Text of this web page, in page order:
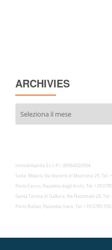
ARCHIVIES
Immobilsarda S.r.l. P.I. 00964920904
Sede: Milano, Via Visconti di Modrone 29, Tel.
Porto Cervo, Piazzetta degli Archi, Tel.
Santa Teresa di Gallura, Via Nazionale 28, Tel.
Porto Rafael, Piazzetta mare, Tel.